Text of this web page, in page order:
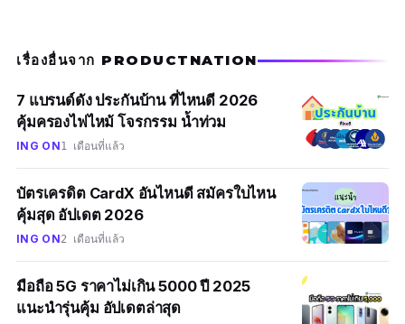
เรื่องอื่นจาก PRODUCTNATION
7 แบรนด์ดัง ประกันบ้าน ที่ไหนดี 2026
คุ้มครองไฟไหม้ โจรกรรม น้ำท่วม
ING ON1 เดือนที่แล้ว
บัตรเครดิต CardX อันไหนดี สมัครใบไหน
คุ้มสุด อัปเดต 2026
ING ON2 เดือนที่แล้ว
มือถือ 5G ราคาไม่เกิน 5000 ปี 2025
แนะนำรุ่นคุ้ม อัปเดตล่าสุด